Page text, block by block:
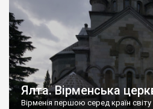
Ялта. Вірменська
Вірменія першою серед країн